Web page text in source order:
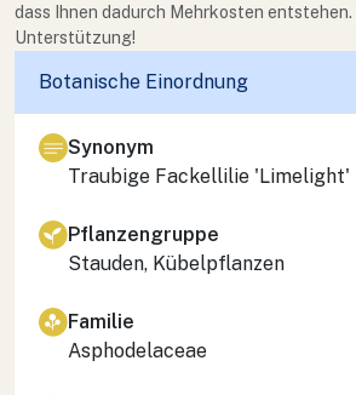
dass Ihnen dadurch Mehrkosten
Unterstützung!
Botanische Einordnung
Synonym
Traubige Fackellilie 'Limelight'
Pflanzengruppe
Stauden, Kübelpflanzen
Familie
Asphodelaceae